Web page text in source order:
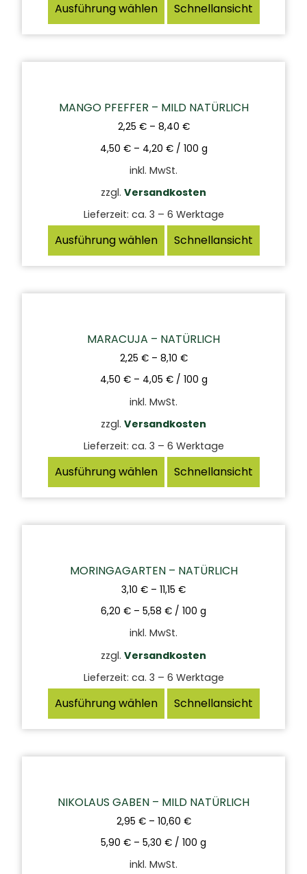
Ausführung wählen Schnellansicht
MANGO PFEFFER – MILD NATÜRLICH
2,25 €– 8,40 €
4,50 €– 4,20 €/ 100 g
inkl. MwSt.
zzgl. Versandkosten
Lieferzeit: ca. 3 – 6 Werktage
Ausführung wählen Schnellansicht
MARACUJA – NATÜRLICH
2,25 €– 8,10 €
4,50 €– 4,05 €/ 100 g
inkl. MwSt.
zzgl. Versandkosten
Lieferzeit: ca. 3 – 6 Werktage
Ausführung wählen Schnellansicht
MORINGAGARTEN – NATÜRLICH
3,10 € – 11,15 €
6,20 € – 5,58 € / 100 g
inkl. MwSt.
zzgl. Versandkosten
Lieferzeit: ca. 3 – 6 Werktage
Ausführung wählen Schnellansicht
NIKOLAUS GABEN – MILD NATÜRLICH
2,95 €– 10,60 €
5,90 € – 5,30 € / 100 g
inkl. MwSt.